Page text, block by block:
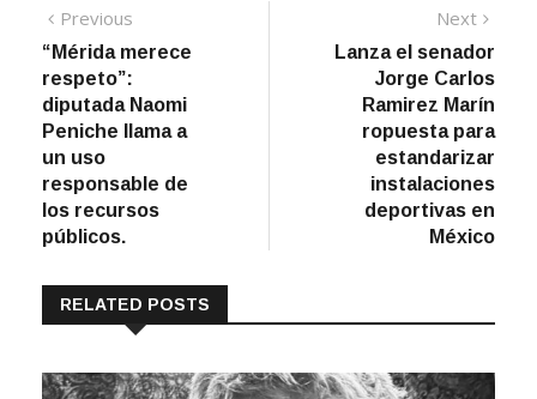
Navegación
de
entradas
Previous
post:
“Mérida merece
respeto”:
diputada Naomi
Peniche llama a
un uso
responsable de
los recursos
públicos.
Next
Lanza el senador
Jorge Carlos
Ramirez Marín
ropuesta para
estandarizar
instalaciones
deportivas en
México
RELATED POSTS